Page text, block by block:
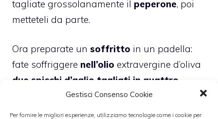
Gestisci Consenso Cookie
Per fornire le migliori esperienze, utilizziamo tecnologie come i cookie per
tagliate grossolanamente il peperone, poi
metteteli da parte.
Ora preparate un soffritto in un padella:
fate soffriggere nell’olio extravergine d’oliva
due spicchi d’aglio tagliati in quattro.
Quando gli spicchi d’aglio cominciano a
imbiondiretoglieteli dalla padella e